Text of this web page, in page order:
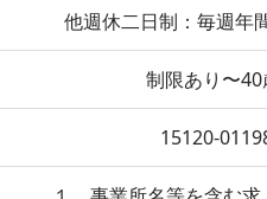
他週休二日制：毎週年
制限あり〜
15120-